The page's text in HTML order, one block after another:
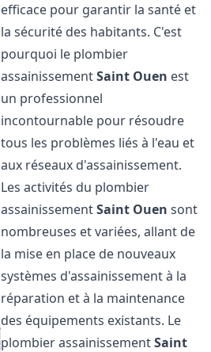
efficace pour garantir la santé et
la sécurité des habitants. C'est
pourquoi le plombier
assainissementSaint Ouen est
un professionnel
incontournable pour résoudre
tous les problèmes liés à l'eau et
aux réseaux d'assainissement.
Les activités du plombier
assainissementSaint Ouen sont
nombreuses et variées, allant de
la mise en place de nouveaux
systèmes d'assainissement à la
réparation et à la maintenance
des équipements existants. Le
plombier assainissementSaint